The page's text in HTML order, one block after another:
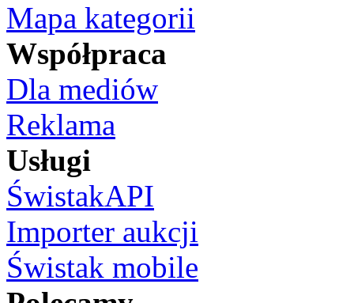
Mapa kategorii
Współpraca
Dla mediów
Reklama
Usługi
ŚwistakAPI
Importer aukcji
Świstak mobile